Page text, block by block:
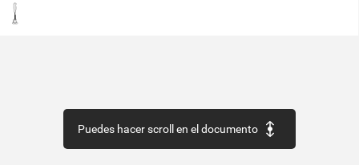
Puedes hacer scroll en el documento